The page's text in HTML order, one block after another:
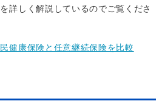
詳しく解説しているのでご覧くださ
康保険と任意継続保険を比較